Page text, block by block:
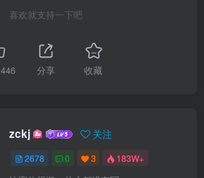
喜欢就支持一下吧
446 分享 收藏
zckj 关注
2678 0 3 183W+